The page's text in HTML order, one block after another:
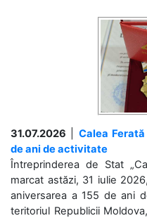
31.07.2026
Calea
de ani de activitate
Întreprinderea de Stat
marcat astăzi, 31 iulie
aniversarea a 155 de ani
teritoriul Republicii